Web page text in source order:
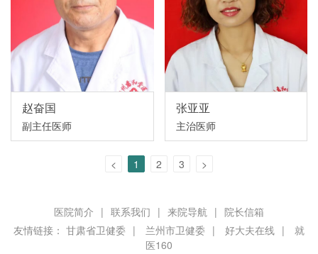
赵奋国
副主任医师
张亚亚
主治医师
< 1 2 3 >
医院简介 | 联系我们 | 来院导航 | 院长信箱
友情链接： 甘肃省卫健委 | 兰州市卫健委 | 好大夫在线 |
就
医160